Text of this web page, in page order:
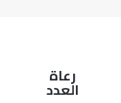
رعاة
العدد